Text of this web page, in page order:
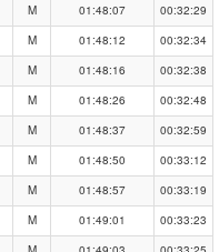
M 01:48:07
00:32:29
M 01:48:12
00:32:34
M 01:48:16
00:32:38
M 01:48:26
00:32:48
M 01:48:37
00:32:59
M 01:48:50
00:33:12
M 01:48:57
00:33:19
M 01:49:01
00:33:23